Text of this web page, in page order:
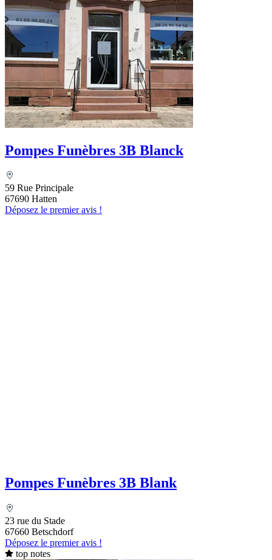
Pompes Funèbres 3B Blanck
59 Rue Principale
67690 Hatten
Déposez le premier avis !
Pompes Funèbres 3B Blank
23 rue du Stade
67660 Betschdorf
Déposez le premier avis !
top notes